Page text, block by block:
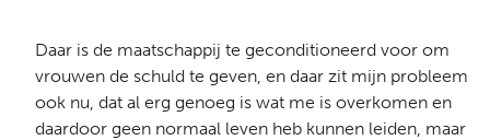
Daar is de maatschappij te geconditioneerd voor om
vrouwen de schuld te geven, en daar zit mijn probleem
ook nu, dat al erg genoeg is wat me is overkomen en
daardoor geen normaal leven heb kunnen leiden, maar